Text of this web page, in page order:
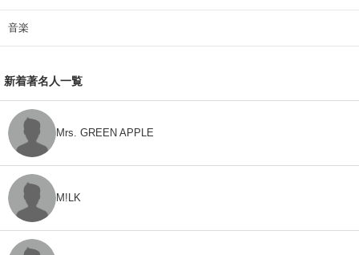
音楽
新着著名人一覧
Mrs. GREEN APPLE
M!LK